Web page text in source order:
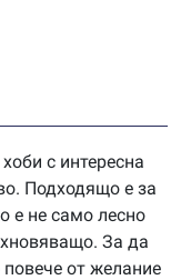
с интересна
Подходящо е за
е не само лесно
За да
от желание